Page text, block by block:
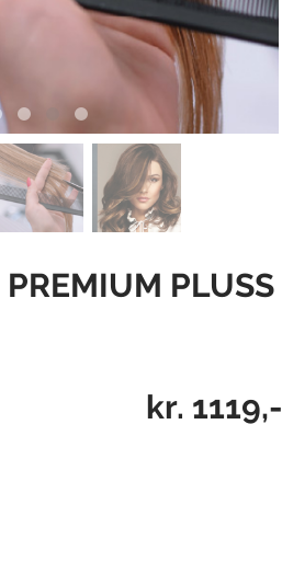
PREMIUM PLUSS
kr. 1119,-